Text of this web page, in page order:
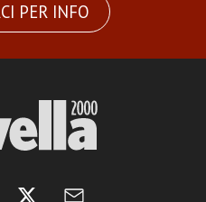
PER INFO